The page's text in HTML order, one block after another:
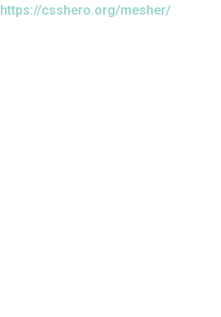
https://csshero.org/mesher/